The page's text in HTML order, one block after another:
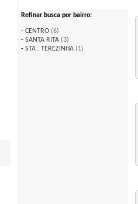
Refinar busca por bairro:
- CENTRO (6)
- SANTA RITA (3)
- STA . TEREZINHA (1)